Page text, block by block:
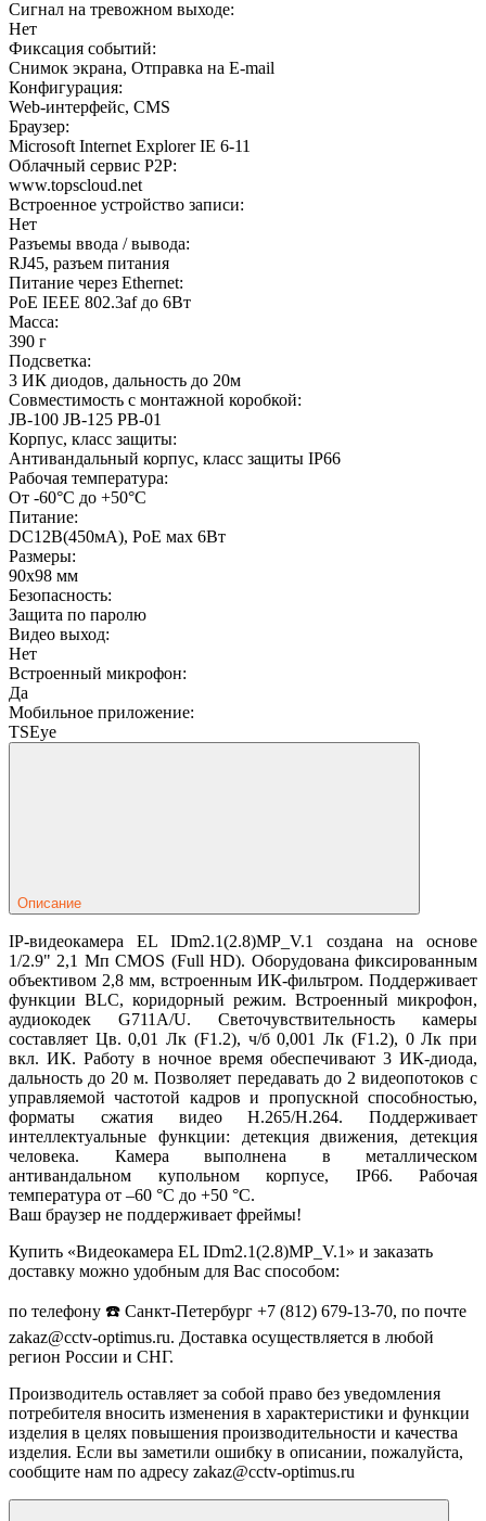
Сигнал на тревожном выходе:
Нет
Фиксация событий:
Снимок экрана, Отправка на E-mail
Конфигурация:
Web-интерфейс, CMS
Браузер:
Microsoft Internet Explorer IE 6-11
Облачный сервис P2P:
www.topscloud.net
Встроенное устройство записи:
Нет
Разъемы ввода / вывода:
RJ45, разъем питания
Питание через Ethernet:
PoE IEEE 802.3af до 6Вт
Масса:
390 г
Подсветка:
3 ИК диодов, дальность до 20м
Совместимость с монтажной коробкой:
JB-100 JB-125 PB-01
Корпус, класс защиты:
Антивандальный корпус, класс защиты IР66
Рабочая температура:
От -60°С до +50°С
Питание:
DC12В(450мА), PoE мах 6Вт
Размеры:
90х98 мм
Безопасность:
Защита по паролю
Видео выход:
Нет
Встроенный микрофон:
Да
Мобильное приложение:
TSEye
Описание
IP-видеокамера EL IDm2.1(2.8)MP_V.1 создана на основе
1/2.9" 2,1 Мп CMOS (Full HD). Оборудована фиксированным
объективом 2,8 мм, встроенным ИК-фильтром. Поддерживает
функции BLC, коридорный режим. Встроенный микрофон,
аудиокодек G711A/U. Светочувствительность камеры
составляет Цв. 0,01 Лк (F1.2), ч/б 0,001 Лк (F1.2), 0 Лк при
вкл. ИК. Работу в ночное время обеспечивают 3 ИК-диода,
дальность до 20 м. Позволяет передавать до 2 видеопотоков с
управляемой частотой кадров и пропускной способностью,
форматы сжатия видео H.265/H.264. Поддерживает
интеллектуальные функции: детекция движения, детекция
человека. Камера выполнена в металлическом
антивандальном купольном корпусе, IP66. Рабочая
температура от –60 °С до +50 °С.
Ваш браузер не поддерживает фреймы!
Купить «Видеокамера EL IDm2.1(2.8)MP_V.1» и заказать
доставку можно удобным для Вас способом:
по телефону ☎️ Санкт-Петербург +7 (812) 679-13-70, по почте
zakaz@cctv-optimus.ru. Доставка осуществляется в любой
регион России и СНГ.
Производитель оставляет за собой право без уведомления
потребителя вносить изменения в характеристики и функции
изделия в целях повышения производительности и качества
изделия. Если вы заметили ошибку в описании, пожалуйста,
сообщите нам по адресу zakaz@cctv-optimus.ru